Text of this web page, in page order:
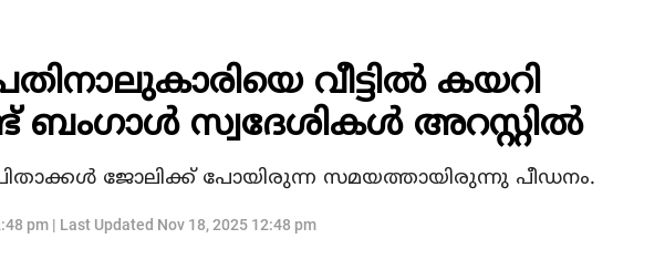
വീട്ടില്‍ കയറി
ബംഗാള്‍ സ്വദേശികള്‍ അറസ്റ്റില്‍
ജോലിക്ക് പോയിരുന്ന സമയത്തായിരുന്നു പീഡനം.
pm | Last Updated Nov 18, 2025 12:48 pm